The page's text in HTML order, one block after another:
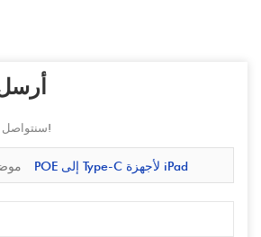
سنتواصل معك بأقرب وقت ممكن!
والأجهزة اللوحية | شحن PD ونقل البيانات لأنظمة نقاط البيع